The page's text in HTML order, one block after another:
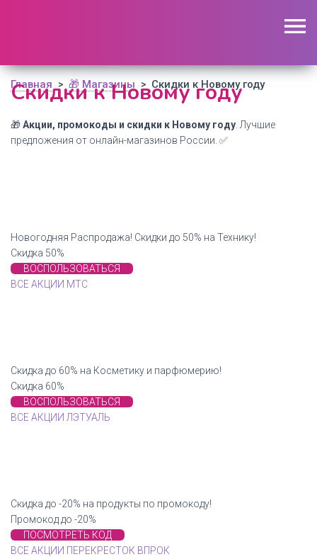
Главная > 🎁 Магазины > Скидки к Новому году
Скидки к Новому году
🎁Акции, промокоды и скидки к Новому году . Лучшие
предложения от онлайн-магазинов России. ✅
Новогодняя Распродажа! Скидки до 50% на Технику!
Скидка 50%
ВОСПОЛЬЗОВАТЬСЯ
ВСЕ АКЦИИ МТС
Скидка до 60% на Косметику и парфюмерию!
Скидка 60%
ВОСПОЛЬЗОВАТЬСЯ
ВСЕ АКЦИИ ЛЭТУАЛЬ
Скидка до -20% на продукты по промокоду!
Промокод до -20%
ПОСМОТРЕТЬ КОД
ВСЕ АКЦИИ ПЕРЕКРЕСТОК ВПРОК